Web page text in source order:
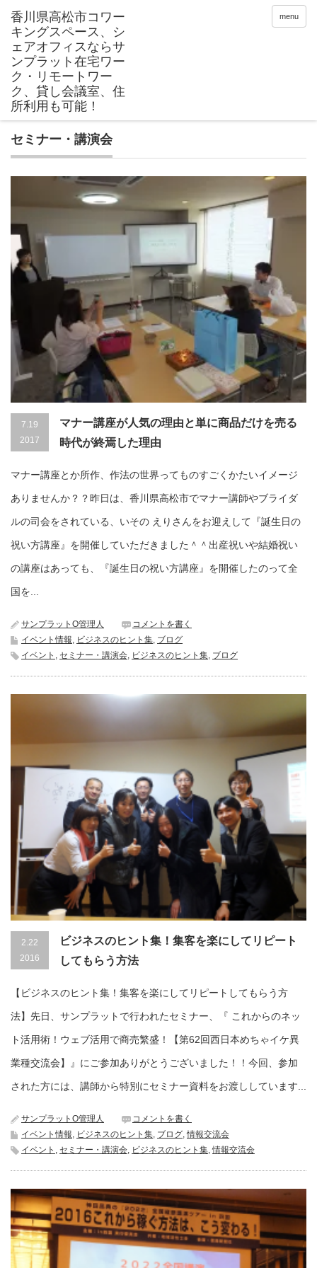
menu
セミナー・講演会
7.19
2017
マナー講座が人気の理由と単に商品だけを売る
時代が終焉した理由
マナー講座とか所作、作法の世界ってものすごくかたいイメージ
ありませんか？？昨日は、香川県高松市でマナー講師やブライダ
ルの司会をされている、いその えりさんをお迎えして『誕生日の
祝い方講座』を開催していただきました＾＾出産祝いや結婚祝い
の講座はあっても、『誕生日の祝い方講座』を開催したのって全
国を...
サンプラットO管理人
コメントを書く
イベント情報, ビジネスのヒント集, ブログ
イベント , セミナー・講演会, ビジネスのヒント集, ブログ
2.22
2016
ビジネスのヒント集！集客を楽にしてリピート
してもらう方法
【ビジネスのヒント集！集客を楽にしてリピートしてもらう方
法】先日、サンプラットで行われたセミナー、『 これからのネッ
ト活用術！ウェブ活用で商売繁盛！【第62回西日本めちゃイケ異
業種交流会】』にご参加ありがとうございました！！今回、参加
された方には、講師から特別にセミナー資料をお渡ししています...
サンプラットO管理人
コメントを書く
イベント情報, ビジネスのヒント集, ブログ,情報交流会
イベント , セミナー・講演会, ビジネスのヒント集,情報交流会